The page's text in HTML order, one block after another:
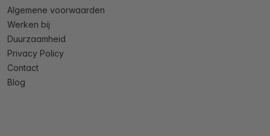
Algemene voorwaarden
Werken bij
Duurzaamheid
Privacy Policy
Contact
Blog